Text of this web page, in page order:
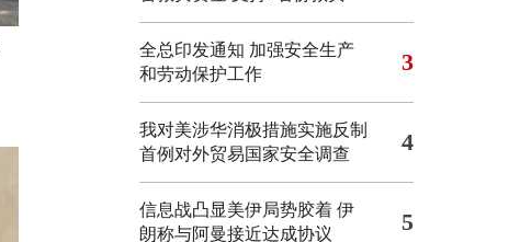
全总印发通知 加强安全生产
和劳动保护工作
3
我对美涉华消极措施实施反制
首例对外贸易国家安全调查
4
信息战凸显美伊局势胶着 伊
朗称与阿曼接近达成协议
5